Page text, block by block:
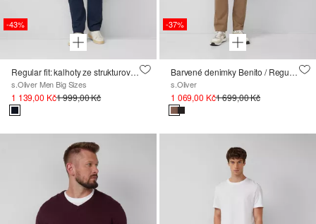
-43%
Regular fit: kalhoty ze strukturované bavlny
s.Oliver Men Big Sizes
1 139,00 Kč1 999,00 Kč
-37%
Barvené denimky Benito / Regular Fit / Mid Rise / Straight Leg
s.Oliver
1 069,00 Kč1 699,00 Kč